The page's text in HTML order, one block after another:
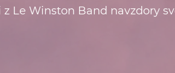
Le Winston Band navzdory